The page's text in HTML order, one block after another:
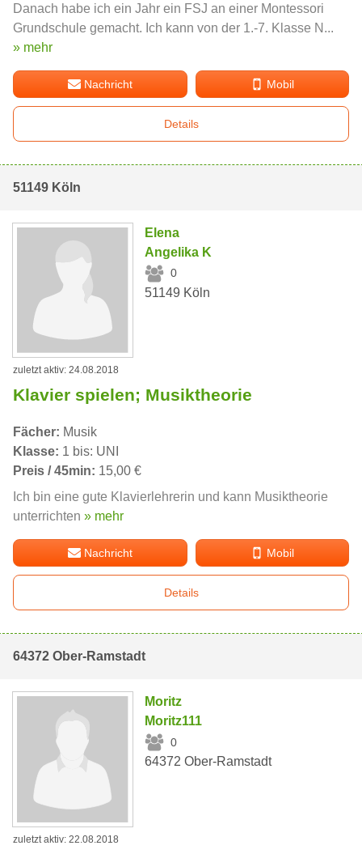
Danach habe ich ein Jahr ein FSJ an einer Montessori
Grundschule gemacht. Ich kann von der 1.-7. Klasse N...
» mehr
Nachricht Mobil
Details
51149 Köln
Elena
Angelika K
0
51149 Köln
zuletzt aktiv: 24.08.2018
Klavier spielen; Musiktheorie
Fächer: Musik
Klasse: 1 bis: UNI
Preis / 45min: 15,00 €
Ich bin eine gute Klavierlehrerin und kann Musiktheorie
unterrichten » mehr
Nachricht Mobil
Details
64372 Ober-Ramstadt
Moritz
Moritz111
0
64372 Ober-Ramstadt
zuletzt aktiv: 22.08.2018